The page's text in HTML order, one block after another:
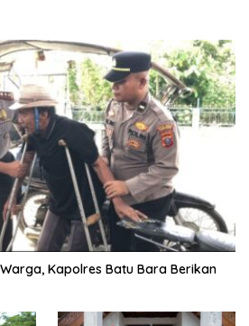
Kapolres Batu Bara Berikan